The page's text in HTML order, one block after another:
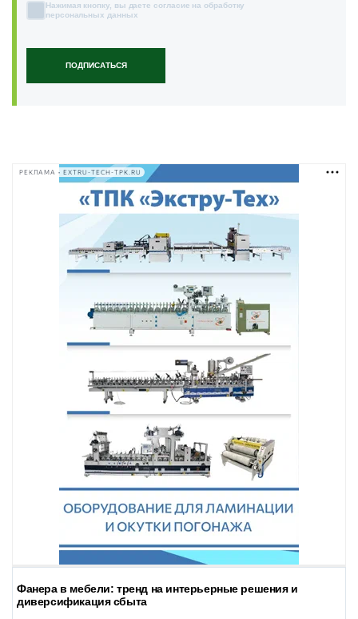
ПОДПИСАТЬСЯ
Нажимая кнопку, вы даете согласие на обработку
персональных данных
РЕКЛАМА • EXTRU-TECH-TPK.RU
Фанера в мебели: тренд на интерьерные решения и
диверсификация сбыта